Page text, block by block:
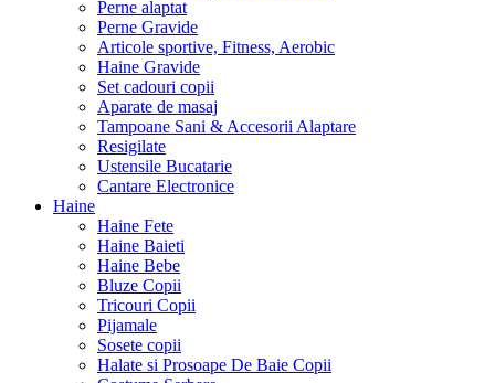
Perne alaptat
Perne Gravide
Articole sportive, Fitness, Aerobic
Haine Gravide
Set cadouri copii
Aparate de masaj
Tampoane Sani & Accesorii Alaptare
Resigilate
Ustensile Bucatarie
Cantare Electronice
Haine
Haine Fete
Haine Baieti
Haine Bebe
Bluze Copii
Tricouri Copii
Pijamale
Sosete copii
Halate si Prosoape De Baie Copii